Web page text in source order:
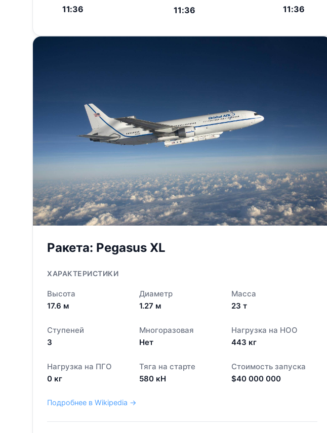
11:36 11:36 11:36
Ракета: Pegasus XL
ХАРАКТЕРИСТИКИ
Высота
17.6 м
Диаметр
1.27 м
Масса
23 т
Ступеней
3
Многоразовая
Нет
Нагрузка на НОО
443 кг
Нагрузка на ПГО
0 кг
Тяга на старте
580 кН
Стоимость запуска
$40 000 000
Подробнее в Wikipedia →